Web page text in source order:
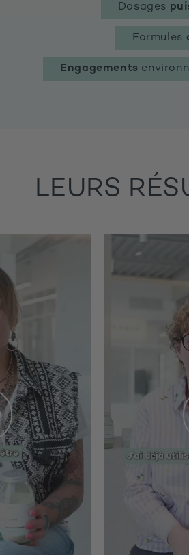
Dosages
Formules
Engagements
LEURS